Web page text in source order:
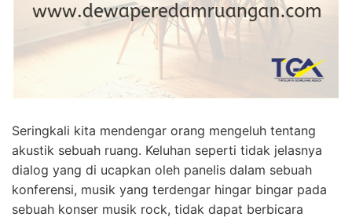
Seringkali kita mendengar orang mengeluh tentang
akustik sebuah ruang. Keluhan seperti tidak jelasnya
dialog yang di ucapkan oleh panelis dalam sebuah
konferensi, musik yang terdengar hingar bingar pada
sebuah konser musik rock, tidak dapat berbicara